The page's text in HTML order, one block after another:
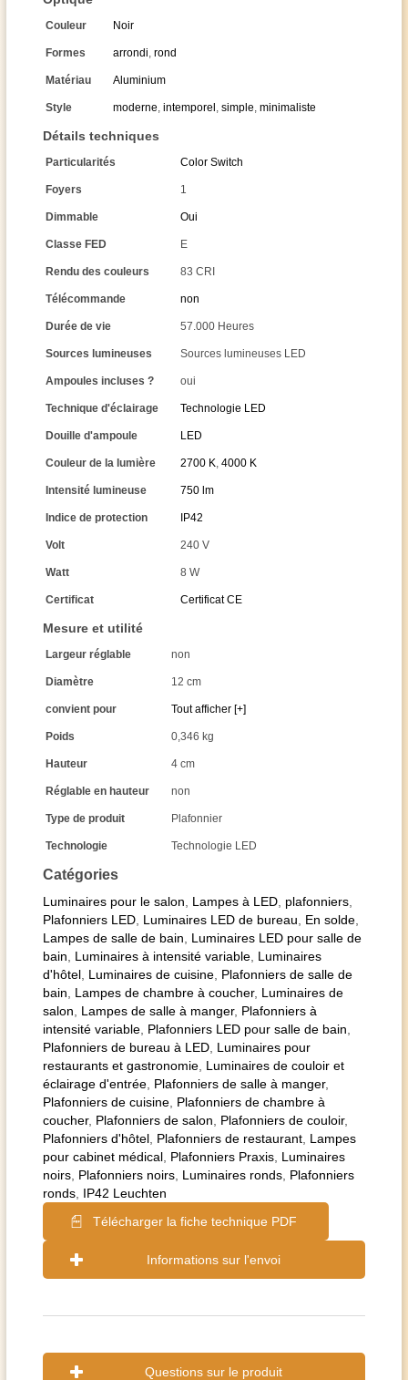
Catégories
Luminaires pour le salon Lampes à LED plafonniers
Plafonniers LED Luminaires LED de bureau En solde
Lampes de salle de bain
Luminaires LED pour salle de
bain
Luminaires à intensité variable Luminaires
d'hôtel Luminaires de cuisine Plafonniers de salle de
bain
Lampes de chambre à coucher, Luminaires de
salon
Lampes de salle à manger, Plafonniers à
intensité variable Plafonniers LED pour salle de bain
Plafonniers de bureau à LED Luminaires pour
restaurants et gastronomie Luminaires de couloir et
éclairage d'entrée Plafonniers de salle à manger,
Plafonniers de cuisine Plafonniers de chambre à
coucher, Plafonniers de salon Plafonniers de couloir,
Plafonniers d'hôtel Plafonniers de restaurant Lampes
pour cabinet médical Plafonniers Praxis Luminaires
noirs Plafonniers noirs Luminaires ronds Plafonniers
ronds IP42 Leuchten
Télécharger la fiche technique PDF
Informations sur l'envoi
Couleur Noir
Formes arrondi, rond
Matériau Aluminium
Style moderne, intemporel , simple, minimaliste
Détails techniques
Particularités Color Switch
Foyers 1
Dimmable Oui
Classe FED E
Rendu des couleurs 83 CRI
Télécommande non
Durée de vie 57.000 Heures
Sources lumineuses Sources lumineuses LED
Ampoules incluses ? oui
Technique d'éclairage Technologie LED
Douille d'ampoule LED
Couleur de la lumière 2700 K, 4000 K
Intensité lumineuse 750 lm
Indice de protection IP42
Volt 240 V
Watt 8 W
Certificat Certificat CE
Mesure et utilité
Largeur réglable non
Diamètre 12 cm
convient pour Tout afficher [+]
Poids 0,346 kg
Hauteur 4 cm
Réglable en hauteur non
Type de produit Plafonnier
Technologie Technologie LED
Questions sur le produit